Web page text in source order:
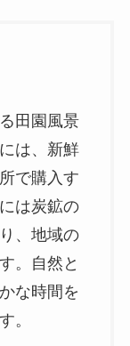
田園風景
は、新鮮
で購入す
は炭鉱の
、地域の
。自然と
な時間を
。